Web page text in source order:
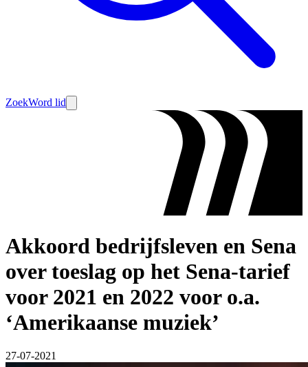
ZoekWord lid
Akkoord bedrijfsleven en Sena
over toeslag op het Sena-tarief
voor 2021 en 2022 voor o.a.
‘Amerikaanse muziek’
27-07-2021